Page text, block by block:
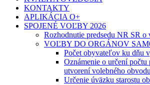
KONTAKTY
APLIKÁCIA O+
SPOJENÉ VOĽBY 2026
Rozhodnutie predsedu NR SR o
VOĽBY DO ORGÁNOV
Počet obyvateľov ku dňu
Oznámenie o určení počtu
utvorení volebného obvodu
Určenie úväzku starostu